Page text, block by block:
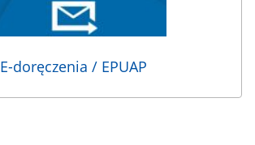
E-doręczenia / EPUAP